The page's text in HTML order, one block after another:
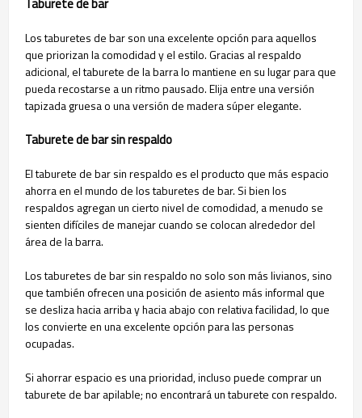
Los taburetes de bar son una excelente opción para aquellos
que priorizan la comodidad y el estilo. Gracias al respaldo
adicional, el taburete de la barra lo mantiene en su lugar para que
pueda recostarse a un ritmo pausado. Elija entre una versión
tapizada gruesa o una versión de madera súper elegante.
Taburete de bar sin respaldo
El taburete de bar sin respaldo es el producto que más espacio
ahorra en el mundo de los taburetes de bar. Si bien los
respaldos agregan un cierto nivel de comodidad, a menudo se
sienten difíciles de manejar cuando se colocan alrededor del
área de la barra.
Los taburetes de bar sin respaldo no solo son más livianos, sino
que también ofrecen una posición de asiento más informal que
se desliza hacia arriba y hacia abajo con relativa facilidad, lo que
los convierte en una excelente opción para las personas
ocupadas.
Si ahorrar espacio es una prioridad, incluso puede comprar un
taburete de bar apilable; no encontrará un taburete con respaldo.